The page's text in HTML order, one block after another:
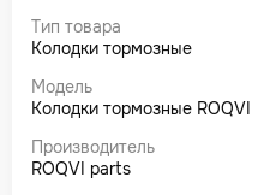
Тип товара
Колодки тормозные
Модель
Колодки тормозные ROQVI
Производитель
ROQVI parts